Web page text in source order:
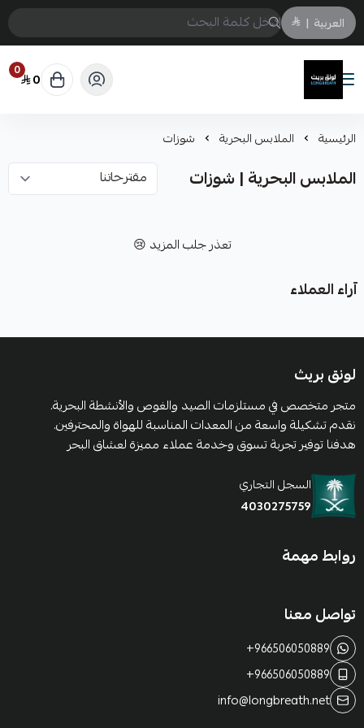
العربية |
لونق بريث
0 0
الرئيسية الملابس البحرية شوزات
الملابس البحرية | شوزات
تعذر جلب المزيد 😢
آراء العملاء
لونق بريث
متجر متخصص في مستلزمات الصيد والغوص والأنشطة البحرية.
نقدم تشكيلة واسعة من المعدات المناسبة للهواة والمحترفين.
هدفنا توفير تجربة تسوق وخدمة عملاء مميزة لعشاق البحر
السجل التجاري
4030275759
روابط مهمة
تواصل معنا
+966506050889
+966506050889
info@longbreath.net